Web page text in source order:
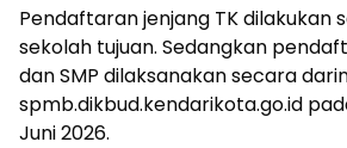
Pendaftaran jenjang TK dilakukan
sekolah tujuan. Sedangkan
dan SMP dilaksanakan secara
spmb.dikbud.kendarikota.go.id
Juni 2026.